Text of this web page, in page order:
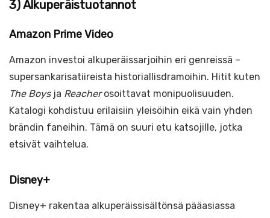
3) Alkuperäistuotannot
Amazon Prime Video
Amazon investoi alkuperäissarjoihin eri genreissä –
supersankarisatiireista historiallisdramoihin. Hitit kuten
The Boysja Reacherosoittavat monipuolisuuden.
Katalogi kohdistuu erilaisiin yleisöihin eikä vain yhden
brändin faneihin. Tämä on suuri etu katsojille, jotka
etsivät vaihtelua.
Disney+
Disney+ rakentaa alkuperäissisältönsä pääasiassa